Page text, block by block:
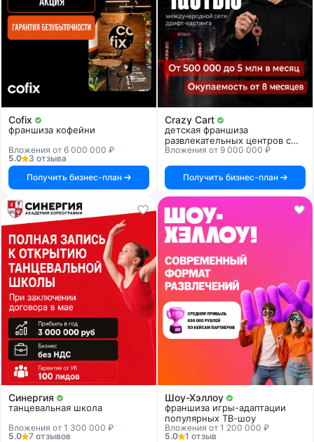
Cofix
франшиза кофейни
Вложения от 6 000 000 ₽
5.0
3 отзыва
Получить бизнес-план
Crazy Cart
детская франшиза
развлекательных центров с
дрифт-картингом
Вложения от 9 000 000 ₽
Получить бизнес-план
Синергия
танцевальная школа
Вложения от 1 300 000 ₽
5.0
7 отзывов
Шоу-Хэллоу
франшиза игры-адаптации
популярных ТВ-шоу
Вложения от 1 200 000 ₽
5.0
1 отзыв